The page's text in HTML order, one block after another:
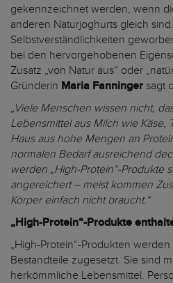
gekennzeichnet werden, wenn
anderen Naturjoghurts gleich
Selbstverständlichkeiten
bei den hervorgehobenen
Zusatz „von Natur aus“ oder
Gründerin Maria Fanninger sagt
„Viele Menschen wissen nicht,
Lebensmittel aus Milch wie
Haus aus hohe Mengen an
normalen Bedarf ausreichend
werden „High-Protein“-Produkte
angereichert – meist kommen
Körper einfach nicht braucht.“
„High-Protein“-Produkte
„High-Protein“-Produkten
Bestandteile zugesetzt. Sie sind
herkömmliche Lebensmittel.